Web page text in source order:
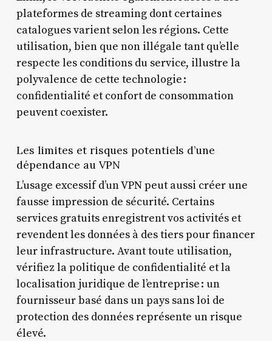
plateformes de streaming dont certaines
catalogues varient selon les régions. Cette
utilisation, bien que non illégale tant qu’elle
respecte les conditions du service, illustre la
polyvalence de cette technologie :
confidentialité et confort de consommation
peuvent coexister.
Les limites et risques potentiels d’une
dépendance au VPN
L’usage excessif d’un VPN peut aussi créer une
fausse impression de sécurité. Certains
services gratuits enregistrent vos activités et
revendent les données à des tiers pour financer
leur infrastructure. Avant toute utilisation,
vérifiez la politique de confidentialité et la
localisation juridique de l’entreprise : un
fournisseur basé dans un pays sans loi de
protection des données représente un risque
élevé.